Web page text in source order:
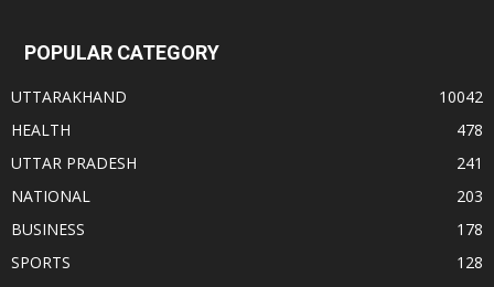
POPULAR CATEGORY
UTTARAKHAND
10042
HEALTH
478
UTTAR PRADESH
241
NATIONAL
203
BUSINESS
178
SPORTS
128